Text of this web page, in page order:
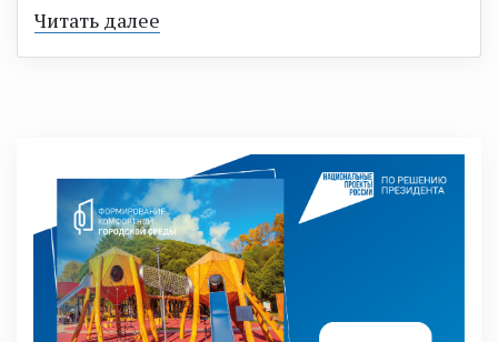
Читать далее